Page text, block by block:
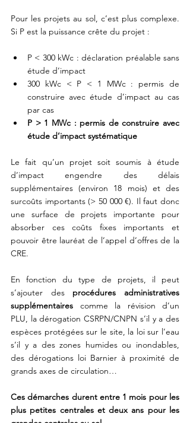
Pour les projets au sol, c’est plus complexe.
Si P est la puissance crête du projet :
P < 300 kWc : déclaration préalable sans
étude d’impact
300 kWc < P < 1 MWc : permis de
construire avec étude d’impact au cas
par cas
P > 1 MWc : permis de construire avec
étude d’impact systématique
Le fait qu’un projet soit soumis à étude
d’impact engendre des délais
supplémentaires (environ 18 mois) et des
surcoûts importants (> 50 000 €). Il faut donc
une surface de projets importante pour
absorber ces coûts fixes importants et
pouvoir être lauréat de l’appel d’offres de la
CRE.
En fonction du type de projets, il peut
s’ajouter des procédures administratives
supplémentaires comme la révision d’un
PLU, la dérogation CSRPN/CNPN s’il y a des
espèces protégées sur le site, la loi sur l’eau
s’il y a des zones humides ou inondables,
des dérogations loi Barnier à proximité de
grands axes de circulation…
Ces démarches durent entre 1 mois pour les
plus petites centrales et deux ans pour les